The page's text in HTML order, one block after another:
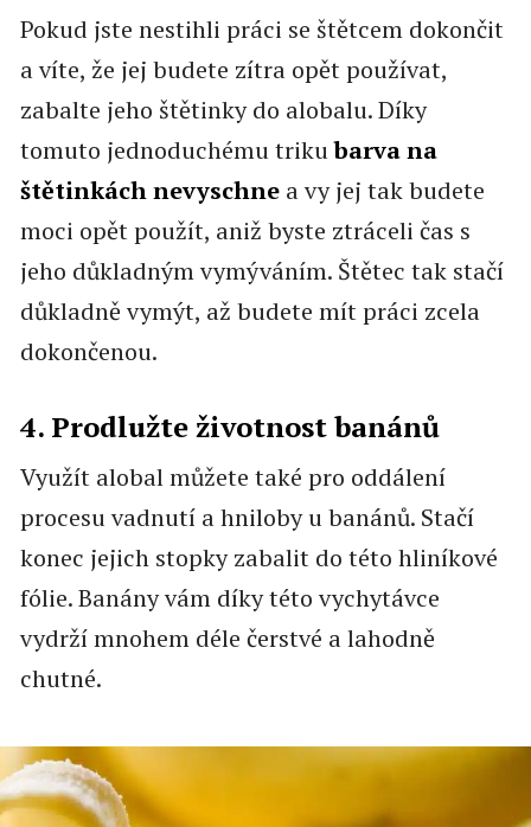
Pokud jste nestihli práci se štětcem dokončit
a víte, že jej budete zítra opět používat,
zabalte jeho štětinky do alobalu. Díky
tomuto jednoduchému trikubarva na
štětinkách nevyschnea vy jej tak budete
moci opět použít, aniž byste ztráceli čas s
jeho důkladným vymýváním. Štětec tak stačí
důkladně vymýt, až budete mít práci zcela
dokončenou.
4. Prodlužte životnost banánů
Využít alobal můžete také pro oddálení
procesu vadnutí a hniloby u banánů. Stačí
konec jejich stopky zabalit do této hliníkové
fólie. Banány vám díky této vychytávce
vydrží mnohem déle čerstvé a lahodně
chutné.